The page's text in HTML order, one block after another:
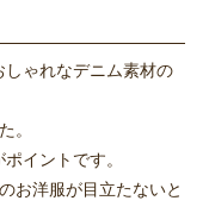
しゃれなデニム素材の
。
イントです。
お洋服が目立たないと